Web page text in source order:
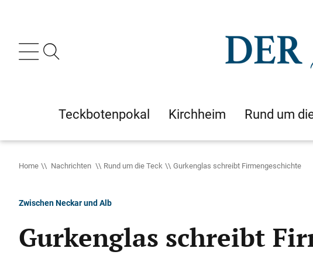
Teckbotenpokal Kirchheim Rund um
Home Nachrichten Rund um die Teck Gurkenglas schreibt Firmengeschichte
Zwischen Neckar und Alb
Gurkenglas schreibt